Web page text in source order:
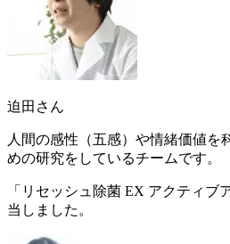
迫田さん
人間の感性（五感）や情緒価値を
めの研究をしているチームです。
「リセッシュ除菌 EX アクティブ
当しました。